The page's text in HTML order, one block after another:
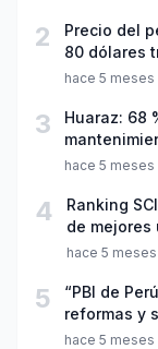
2
Precio del
80 dólares
hace 5 meses
3
Huaraz: 68
año escolar
hace 5 meses
4
Ranking
de mejores
hace 5 meses
5
“PBI de
reformas y
hace 5 meses